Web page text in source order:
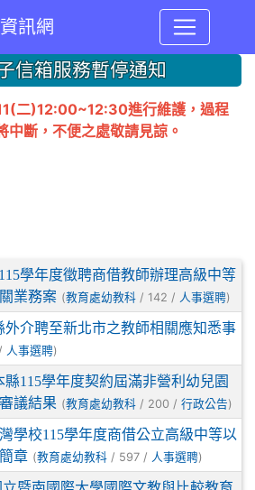
訊網
信箱服務暫停通知
二)12:00~12:30進行維護，過程
中斷，不便之處敬請見諒。
學年度徵聘商借教師辦理高級中等
業務案 (教育處幼教科 / 142 / 人事選聘)
外介聘至新北市之教師相關應知悉事
人事選聘)
縣115學年度契約屆滿非營利幼兒園
議結果 (教育處幼教科 / 200 / 行政公告)
學校115學年度商借公立高級中等以
章 (教育處幼教科 / 597 / 人事選聘)